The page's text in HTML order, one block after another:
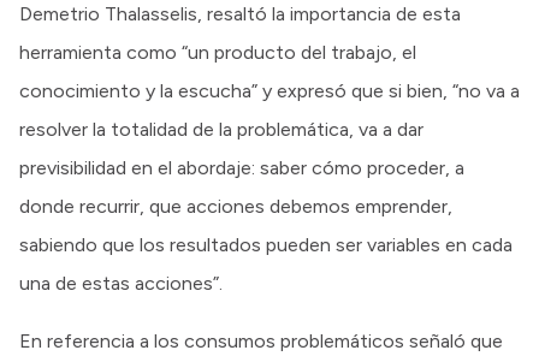
Demetrio Thalasselis, resaltó la importancia de esta
herramienta como “un producto del trabajo, el
conocimiento y la escucha” y expresó que si bien, “no va a
resolver la totalidad de la problemática, va a dar
previsibilidad en el abordaje: saber cómo proceder, a
donde recurrir, que acciones debemos emprender,
sabiendo que los resultados pueden ser variables en cada
una de estas acciones”.
En referencia a los consumos problemáticos señaló que